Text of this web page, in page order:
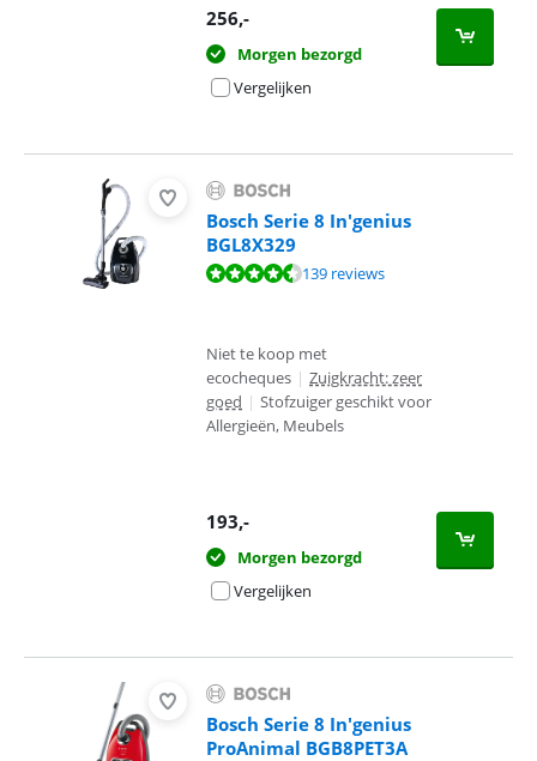
256,-
Morgen bezorgd
Vergelijken
Bosch Serie 8 In'genius
BGL8X329
Beoordeling is 8,8 van de 10, gebaseerd op 139 reviews.
139 reviews
Niet te koop met
ecocheques | Zuigkracht: zeer
goed | Stofzuiger geschikt voor
Allergieën, Meubels
193,-
Morgen bezorgd
Vergelijken
Bosch Serie 8 In'genius
ProAnimal BGB8PET3A